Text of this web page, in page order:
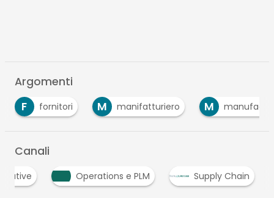
Argomenti
fornitori manifatturiero manufacturing
Canali
Operations e PLM Supply Chain